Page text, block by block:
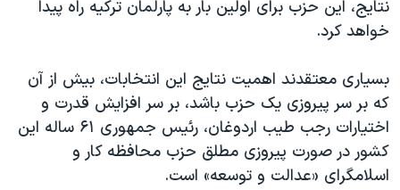
همایش محافظه‌کاران آمریکا «سی‌پک»
سفر پرزیدنت ترامپ به چین
نتایج، این حزب برای اولین بار به پارلمان ترکیه راه پیدا
خواهد کرد.
بسیاری معتقدند اهمیت نتایج این انتخابات، بیش از آن
که بر سر پیروزی یک حزب باشد، بر سر افزایش قدرت و
اختیارات رجب طیب اردوغان، رئیس جمهوری ۶۱ ساله‌ این
کشور در صورت پیروزی مطلق حزب محافظه کار و
اسلامگرای «عدالت و توسعه» است.